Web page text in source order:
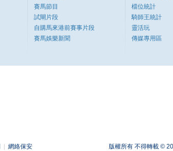
賽馬節目
試閘片段
自購馬來港前賽事片段
賽馬娛樂新聞
檔位統計
騎師王統計
靈活玩
傳媒專用區
網絡保安 版權所有 不得轉載 ©